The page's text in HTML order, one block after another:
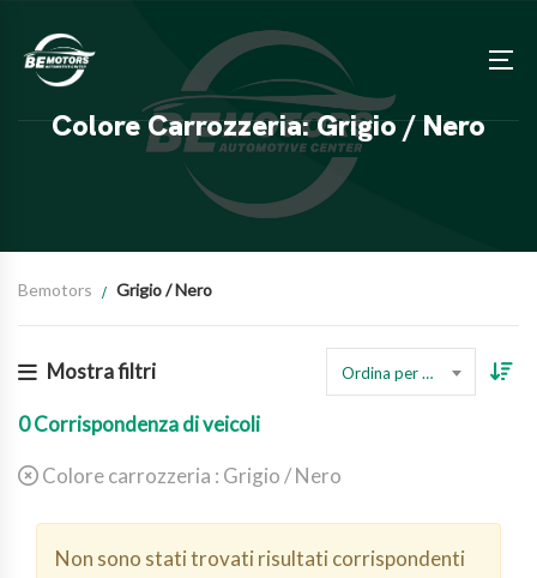
Colore Carrozzeria: Grigio / Nero
Bemotors Grigio / Nero
Mostra filtri Ordina per prezzo
0Corrispondenza di veicoli
Colore carrozzeria : Grigio / Nero
Non sono stati trovati risultati corrispondenti